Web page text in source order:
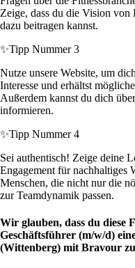
Zeige, dass du die Vision
dazu beitragen kannst.
✨Tipp Nummer 3
Nutze unsere Website, um
Interesse und erhältst
Außerdem kannst du dich
informieren.
✨Tipp Nummer 4
Sei authentisch! Zeige deine
Engagement für nachhaltiges
Menschen, die nicht nur die
zur Teamdynamik passen.
Wir glauben, dass du diese
Geschäftsführer (m/w/d)
(Wittenberg) mit Bravour zu